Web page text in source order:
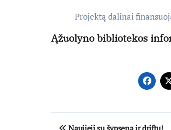
Projektą dalinai finansuoja
Ąžuolyno bibliotekos
Navigacija